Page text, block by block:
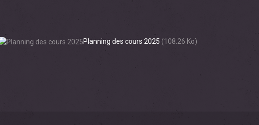
Planning des cours 2025 (108.26 Ko)